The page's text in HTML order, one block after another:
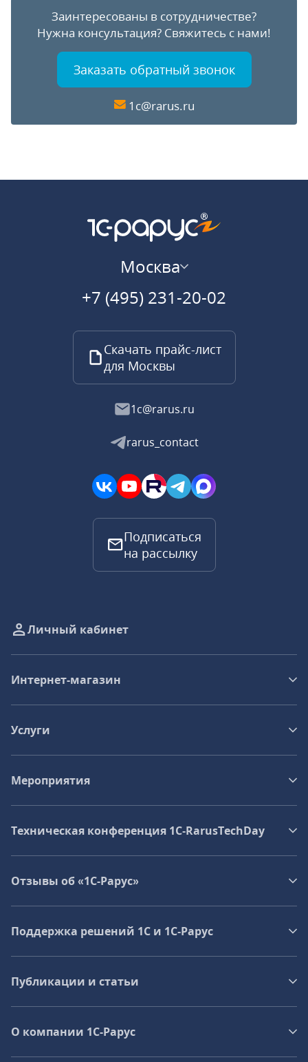
Заинтересованы в сотрудничестве?
Нужна консультация? Свяжитесь с нами!
Заказать обратный звонок
1c@rarus.ru
Москва
+7 (495) 231-20-02
Скачать прайс-лист
для Москвы
1c@rarus.ru
rarus_contact
Подписаться
на рассылку
Личный кабинет
Интернет-магазин
Услуги
Мероприятия
Техническая конференция 1C‑RarusTechDay
Отзывы об «1С-Рарус»
Поддержка решений 1С и 1С‑Рарус
Публикации и статьи
О компании 1C-Рарус